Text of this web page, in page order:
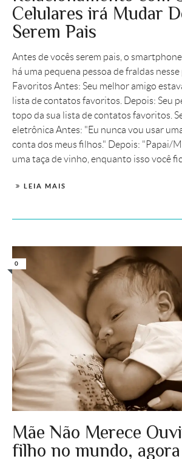
Celulares irá Mudar
Serem Pais
Antes de vocês serem pais, o
há uma pequena pessoa de fraldas
Favoritos Antes: Seu melhor amigo
lista de contatos favoritos. Depois: Seu
topo da sua lista de contatos favoritos.
eletrônica Antes: "Eu nunca vou usar
conta dos meus filhos." Depois: "Papai/
uma taça de vinho, enquanto isso você
LEIA MAIS
0
Mãe Não Merece
filho no mundo,